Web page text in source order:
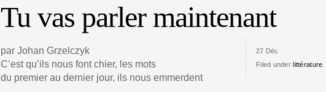
Tu vas parler maintenant
27 Déc
Filed underlittérature
par Johan Grzelczyk
C’est qu’ils nous font chier, les mots
du premier au dernier jour, ils nous emmerdent